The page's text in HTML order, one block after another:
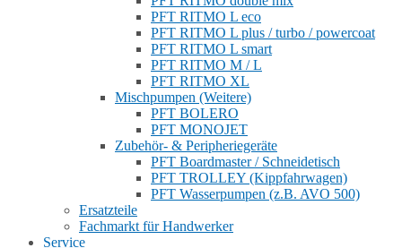
PFT RITMO L eco
PFT RITMO L plus / turbo / powercoat
PFT RITMO L smart
PFT RITMO M / L
PFT RITMO XL
Mischpumpen (Weitere)
PFT BOLERO
PFT MONOJET
Zubehör- & Peripheriegeräte
PFT Boardmaster / Schneidetisch
PFT TROLLEY (Kippfahrwagen)
PFT Wasserpumpen (z.B. AVO 500)
Ersatzteile
Fachmarkt für Handwerker
Service